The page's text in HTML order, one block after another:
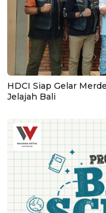
HDCI Siap Gelar
Jelajah Bali